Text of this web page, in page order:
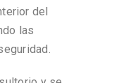
del
las